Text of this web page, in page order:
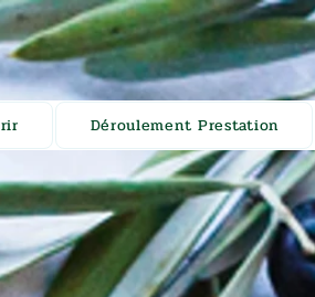
Déroulement Prestation